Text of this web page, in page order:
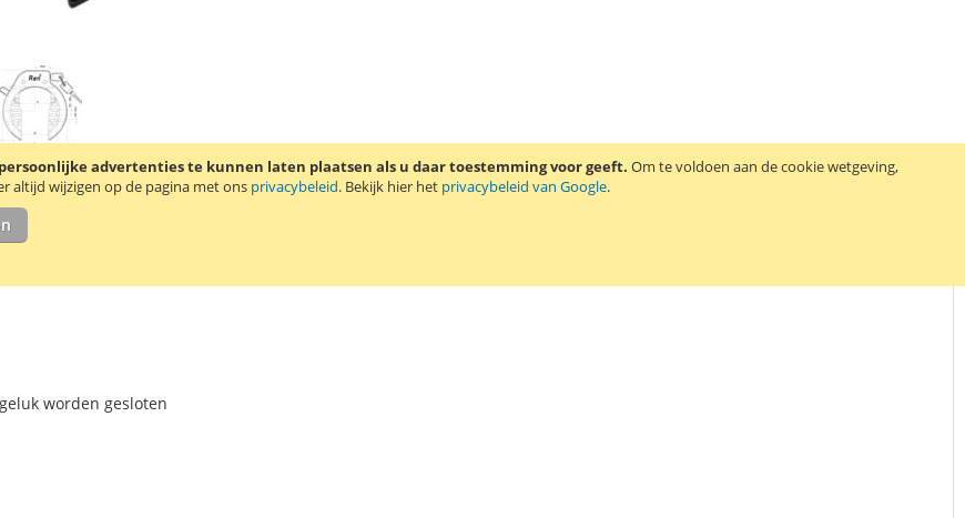
advertenties te kunnen laten plaatsen als u daar toestemming voor geeft. Om te voldoen aan de cookie wetgeving,
altijd wijzigen op de pagina met ons privacybeleid. Bekijk hier het privacybeleid van Google.
worden gesloten